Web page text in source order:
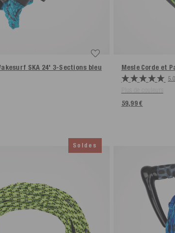
SKA 24' 3-Sections bleu Mesle Corde et
5.0
59,99 €
Soldes